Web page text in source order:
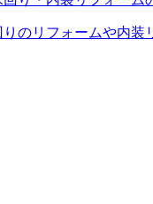
のリフォームや内